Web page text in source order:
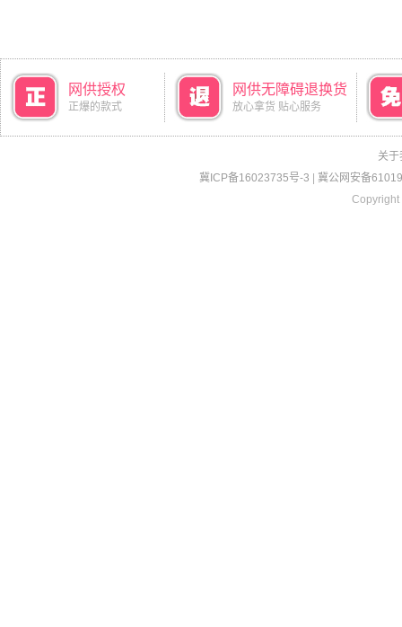
网供授权
正爆的款式
网供无障碍退换货
放心拿货 贴心服务
关于
冀ICP备16023735号-3
冀公网安备